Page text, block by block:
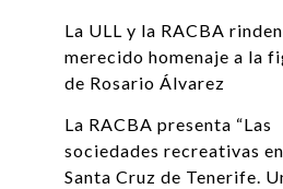
La ULL y la RACBA
merecido homenaje a la
de Rosario Álvarez
La RACBA presenta “Las
sociedades recreativas en
Santa Cruz de Tenerife.